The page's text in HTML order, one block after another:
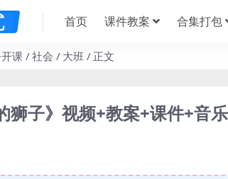
首页 课件教案 合集打包
课 社会 大班 正文
狮子》视频+教案+课件+音乐